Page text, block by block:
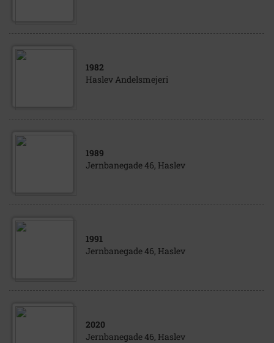
1982
Haslev Andelsmejeri
1989
Jernbanegade 46, Haslev
1991
Jernbanegade 46, Haslev
2020
Jernbanegade 46, Haslev